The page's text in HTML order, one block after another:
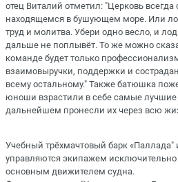
отец Виталий отметил: "Церковь
находящемся в бушующем море. Или
труд и молитва. Убери одно весло, и
дальше не поплывёт. То же можно
команде будет только
взаимовыручки, поддержки и
всему остальному." Также батюшка
юноши взрастили в себе самые лучшие
дальнейшем пронесли их через всю
Учебный трёхмачтовый барк «Паллада"
управляются экипажем
основным движителем судна.